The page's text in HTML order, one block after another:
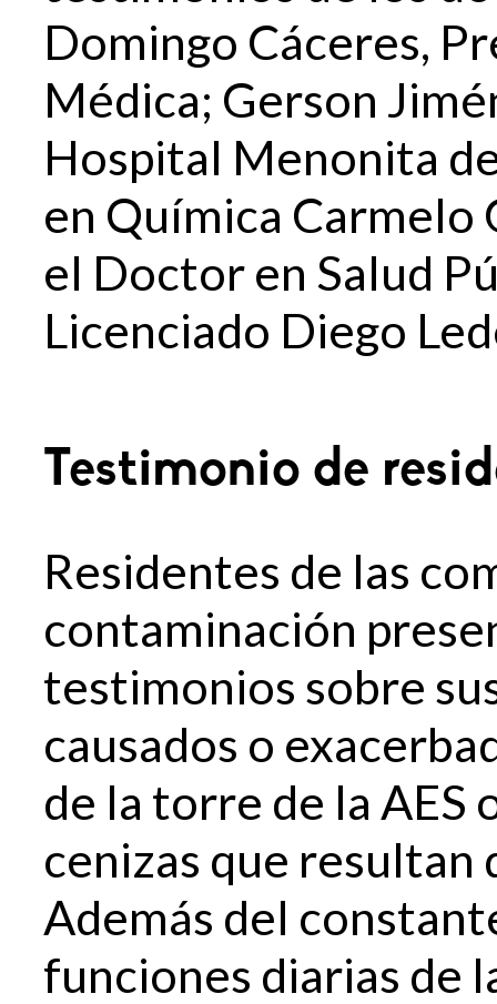
Domingo Cáceres,
Médica; Gerson
Hospital Menonita
en Química Carmelo
el Doctor en Salud
Licenciado Diego
Testimonio de
Residentes de las
contaminación
testimonios sobre
causados o
de la torre de la AES
cenizas que resultan
Además del
funciones diarias de